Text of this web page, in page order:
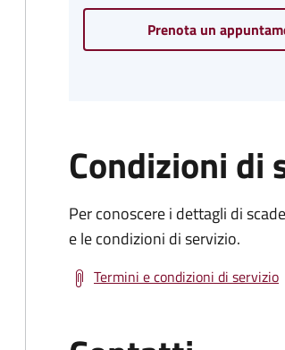
Prenota un
Condizioni di
Per conoscere i dettagli di
e le condizioni di servizio.
Termini e condizioni di servizio